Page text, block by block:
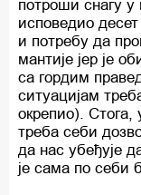
потроши снагу у
исповедио
и потребу да
мантије јер је
са гордим
ситуацијам
окрепио). Стога,
треба себи
да нас убеђује
је сама по себи